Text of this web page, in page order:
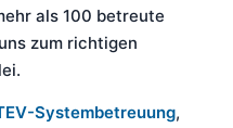
als 100 betreute
zum richtigen
Systembetreuung,